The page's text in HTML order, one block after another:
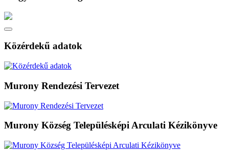
Közérdekű adatok
Murony Rendezési Tervezet
Murony Község Településképi Arculati Kézikönyve